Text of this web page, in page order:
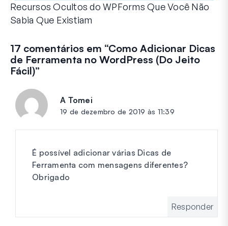
Recursos Ocultos do WPForms Que Você Não
Sabia Que Existiam
17 comentários em “Como Adicionar Dicas
de Ferramenta no WordPress (Do Jeito
Fácil)”
A Tomei
19 de dezembro de 2019 às 11:39
É possível adicionar várias Dicas de
Ferramenta com mensagens diferentes?
Obrigado
Responder